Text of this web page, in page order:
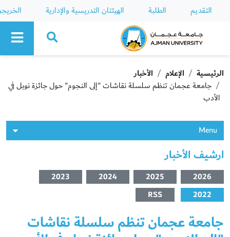
التقديم الطلبة الهيئتان التدريسية والإدارية
Ajman University
الرئيسية الإعلام
الأخبار
جامعة عجمان تنظم سلسلة نقاشات "إلى النجوم" حول جائزة نوبل في
الأدب
Menu
ارشيف الأخبار
2026
2025
2024
2023
2022
RSS
جامعة عجمان تنظم سلسلة نقاشات